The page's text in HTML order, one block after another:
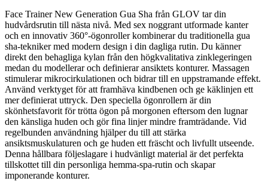
Face Trainer New Generation Gua Sha från GLOV tar din
hudvårdsrutin till nästa nivå. Med sex noggrant utformade kanter
och en innovativ 360°-ögonroller kombinerar du traditionella gua
sha-tekniker med modern design i din dagliga rutin. Du känner
direkt den behagliga kylan från den högkvalitativa zinklegeringen
medan du modellerar och definierar ansiktets konturer. Massagen
stimulerar mikrocirkulationen och bidrar till en uppstramande effekt.
Använd verktyget för att framhäva kindbenen och ge käklinjen ett
mer definierat uttryck. Den speciella ögonrollern är din
skönhetsfavorit för trötta ögon på morgonen eftersom den lugnar
den känsliga huden och gör fina linjer mindre framträdande. Vid
regelbunden användning hjälper du till att stärka
ansiktsmuskulaturen och ge huden ett fräscht och livfullt utseende.
Denna hållbara följeslagare i hudvänligt material är det perfekta
tillskottet till din personliga hemma-spa-rutin och skapar
imponerande konturer.